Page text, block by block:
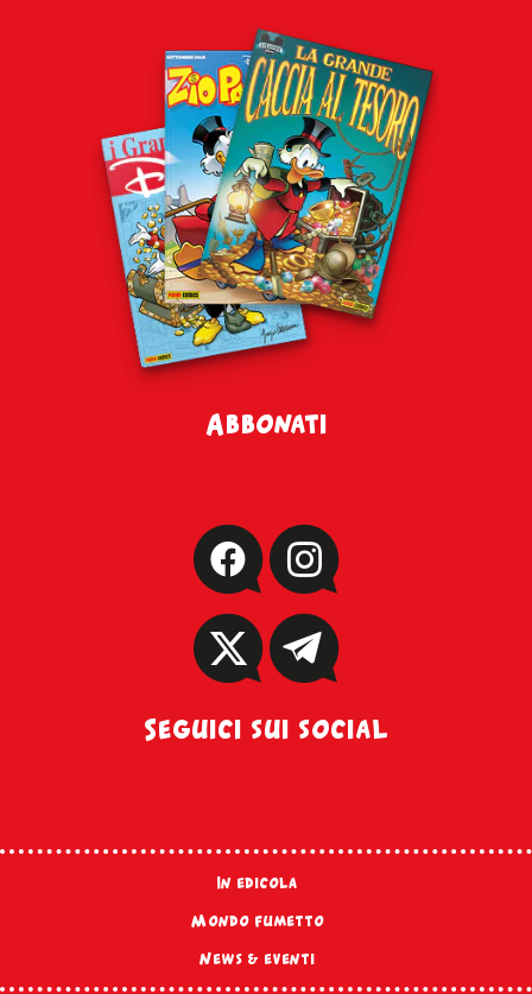
Abbonati
Seguici sui social
In edicola
Mondo fumetto
News & eventi